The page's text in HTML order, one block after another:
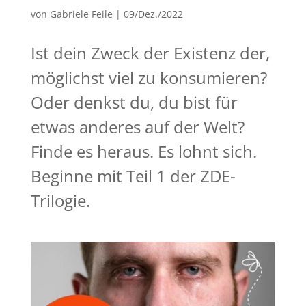
von Gabriele Feile | 09/Dez./2022
Ist dein Zweck der Existenz der,
möglichst viel zu konsumieren?
Oder denkst du, du bist für
etwas anderes auf der Welt?
Finde es heraus. Es lohnt sich.
Beginne mit Teil 1 der ZDE-
Trilogie.